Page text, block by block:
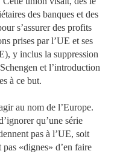
des banques et des
s’assurer des profits
prises par l’UE et ses
y inclus la suppression
et l’introduction
à ce but.
au nom de l’Europe.
qu’une série
pas à l’UE, soit
«dignes» d’en faire